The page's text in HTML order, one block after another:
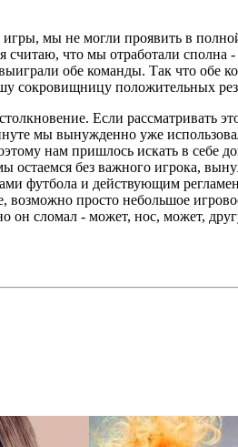
мы не могли проявить в
считаю, что мы отработали сполна
обе команды. Так что обе
сокровищницу положительных
Если рассматривать
мы вынужденно уже
нам пришлось искать в себе
остаемся без важного игрока,
футбола и действующим
возможно просто небольшое
он сломал - может, нос, может,